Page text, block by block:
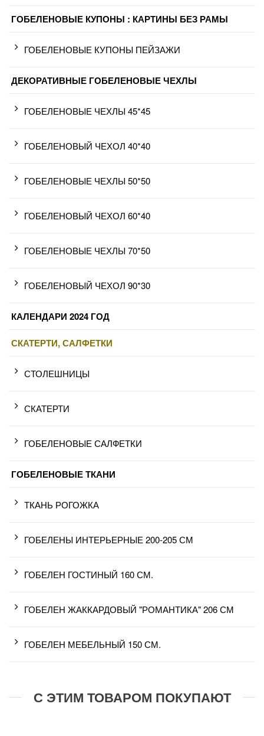
ГОБЕЛЕНОВЫЕ КУПОНЫ : КАРТИНЫ БЕЗ РАМЫ
ГОБЕЛЕНОВЫЕ КУПОНЫ ПЕЙЗАЖИ
ДЕКОРАТИВНЫЕ ГОБЕЛЕНОВЫЕ ЧЕХЛЫ
ГОБЕЛЕНОВЫЕ ЧЕХЛЫ 45*45
ГОБЕЛЕНОВЫЙ ЧЕХОЛ 40*40
ГОБЕЛЕНОВЫЕ ЧЕХЛЫ 50*50
ГОБЕЛЕНОВЫЙ ЧЕХОЛ 60*40
ГОБЕЛЕНОВЫЕ ЧЕХЛЫ 70*50
ГОБЕЛЕНОВЫЙ ЧЕХОЛ 90*30
КАЛЕНДАРИ 2024 ГОД
СКАТЕРТИ, САЛФЕТКИ
СТОЛЕШНИЦЫ
СКАТЕРТИ
ГОБЕЛЕНОВЫЕ САЛФЕТКИ
ГОБЕЛЕНОВЫЕ ТКАНИ
ТКАНЬ РОГОЖКА
ГОБЕЛЕНЫ ИНТЕРЬЕРНЫЕ 200-205 СМ
ГОБЕЛЕН ГОСТИНЫЙ 160 СМ.
ГОБЕЛЕН ЖАККАРДОВЫЙ "РОМАНТИКА" 206 СМ
ГОБЕЛЕН МЕБЕЛЬНЫЙ 150 СМ.
С ЭТИМ ТОВАРОМ ПОКУПАЮТ